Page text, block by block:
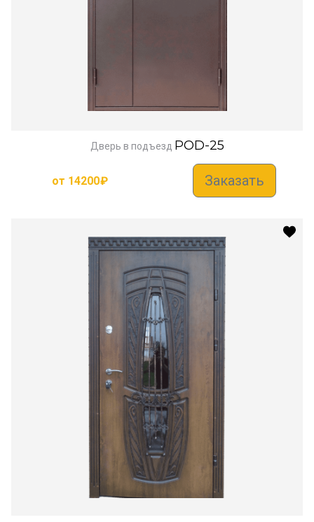
Дверь в подъезд POD-25
от 14200₽ Заказать